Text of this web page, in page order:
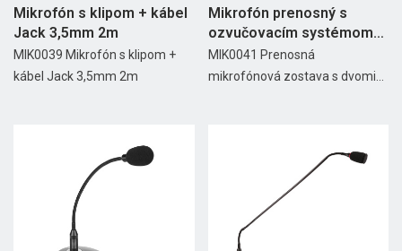
Mikrofón s klipom + kábel
Jack 3,5mm 2m
MIK0039 Mikrofón s klipom +
kábel Jack 3,5mm 2m
Mikrofón prenosný s
ozvučovacím systémom
REBEL
MIK0041 Prenosná
mikrofónová zostava s dvomi...